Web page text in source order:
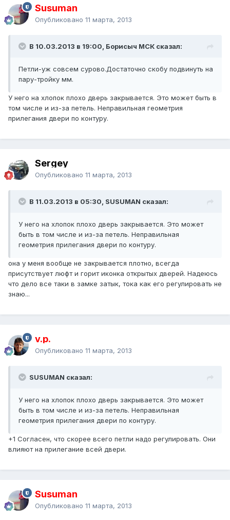
Susuman
Опубликовано 11 марта, 2013
В 10.03.2013 в 19:00, Борисыч МСК сказал:
Петли-уж совсем сурово.Достаточно скобу подвинуть на
пару-тройку мм.
У него на хлопок плохо дверь закрывается. Это может быть в
том числе и из-за петель. Неправильная геометрия
прилегания двери по контуру.
Sergey
Опубликовано 11 марта, 2013
В 11.03.2013 в 05:30, SUSUMAN сказал:
У него на хлопок плохо дверь закрывается. Это может
быть в том числе и из-за петель. Неправильная
геометрия прилегания двери по контуру.
она у меня вообще не закрывается плотно, всегда
присутствует люфт и горит иконка открытых дверей. Надеюсь
что дело все таки в замке затык, тока как его регулировать не
знаю...
v.p.
Опубликовано 11 марта, 2013
SUSUMAN сказал:
У него на хлопок плохо дверь закрывается. Это может
быть в том числе и из-за петель. Неправильная
геометрия прилегания двери по контуру.
+1 Согласен, что скорее всего петли надо регулировать. Они
влияют на прилегание всей двери.
Susuman
Опубликовано 11 марта, 2013